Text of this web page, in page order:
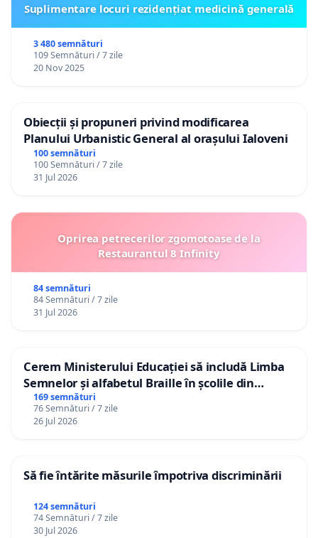
Suplimentare locuri rezidențiat medicină generală
3 480 semnături
109 Semnături / 7 zile
20 Nov 2025
Obiecții și propuneri privind modificarea
Planului Urbanistic General al orașului Ialoveni
100 semnături
100 Semnături / 7 zile
31 Jul 2026
Oprirea petrecerilor zgomotoase de la
Restaurantul 8 Infinity
84 semnături
84 Semnături / 7 zile
31 Jul 2026
Cerem Ministerului Educației să includă Limba
Semnelor și alfabetul Braille în școlile din
Republica Moldova!
169 semnături
76 Semnături / 7 zile
26 Jul 2026
Să fie întărite măsurile împotriva discriminării
124 semnături
74 Semnături / 7 zile
30 Jul 2026